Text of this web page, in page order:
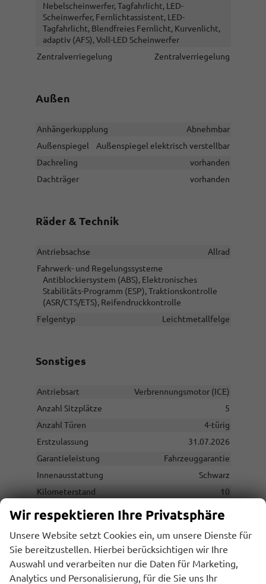
Nebelscheinwerfer, Tagfahrlicht, LED-
Scheinwerfer, Fernlichtassistent, LED-
Tagfahrlicht, Blendfreies Fernlicht, Kurvenlicht,
adaptiv (AFS), Voll-LED Scheinwerfer
Zentralverriegelung
Zentralverriegelung
Außen
Anhängerkupplung
Abnehmbar
Außenspiegel
Außenspiegel elektrisch verstellbar
Dachreling
vorhanden
Dachträger
vorhanden
Räder & Technik
Antriebsachse
Allrad
Fahrwerk- und Regelungssysteme
Antiblockiersystem (ABS), Elektronisches
Stabilitäts-Programm (ESP), Traktionskontrolle
(ASR/CTS/ETS), Reifendruckkontrolle
Felgentyp
Leichtmetallfelge
Sonstiges
Antriebsart
Verbrennungsmotor (ICE)
Anzahl Sitzplätze
5
Anzahl Türen
4-türig
Erstzulassung
31.07.2026
Garantieleistung
Fahrzeuggarantie
Innenausstattung
Schwarz
Kilometerstand
10
Lackierung
Metallic
Leergewicht
Nichtraucher-Fahrzeug
vorhanden
Polsterung
Velours
Rußpartikelfilter / SCR
vorhanden
Wir respektieren Ihre Privatsphäre
Unsere Website setzt Cookies ein, um unsere Dienste für
Sie bereitzustellen. Hierbei berücksichtigen wir Ihre
Auswahl und verarbeiten nur die Daten für Marketing,
Analytics und Personalisierung, für die Sie uns Ihr